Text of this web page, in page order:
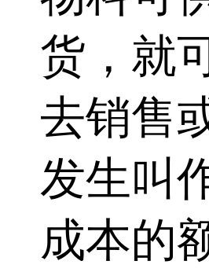
货，就
去销售
发生叫
成本的